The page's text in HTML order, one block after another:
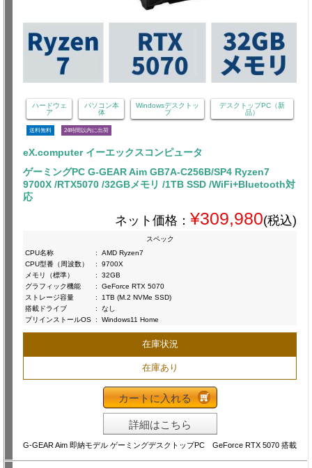
ハードウェ
ア
パソコン本
体
Windowsデスクトッ
プ
デスクトップPC（新
品）
送料無料 24時間以内に出荷
eX.computer イーエックスコンピュータ
ゲーミングPC G-GEAR Aim GB7A-C256B/SP4 Ryzen7
9700X /RTX5070 /32GBメモリ /1TB SSD /WiFi+Bluetooth対
応
ネット価格： ¥309,980(税込)
スペック
CPU名称
:
AMD Ryzen7
CPU型番（周波数）
:
9700X
メモリ（標準）
:
32GB
グラフィック機能
:
GeForce RTX 5070
ストレージ容量
:
1TB (M.2 NVMe SSD)
搭載ドライブ
:
なし
プリインストールOS : Windows11 Home
在庫状況
在庫あり
カートに入れる
詳細はこちら
G-GEAR Aim 即納モデル ゲーミングデスクトップPC GeForce RTX 5070 搭載